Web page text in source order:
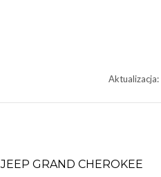
JEEP GRAND CHEROKEE